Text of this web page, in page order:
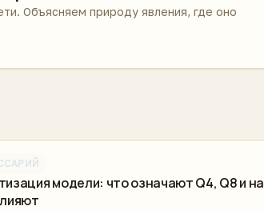
Объясняем природу явления, где оно
модели: что означают Q4, Q8 и на